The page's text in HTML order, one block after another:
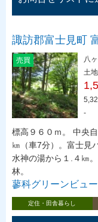
諏訪郡富士見町
売買
八
土地
-
標高９６０ｍ。 中央
㎞（車7分）。富士見
水神の湯から１.４㎞
林。
蓼科グリーンビュ
定住・田舎暮らし